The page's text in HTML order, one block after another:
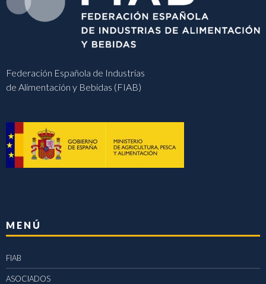
Federación Española de Industrias
de Alimentación y Bebidas (FIAB)
MENÚ
FIAB
ASOCIADOS